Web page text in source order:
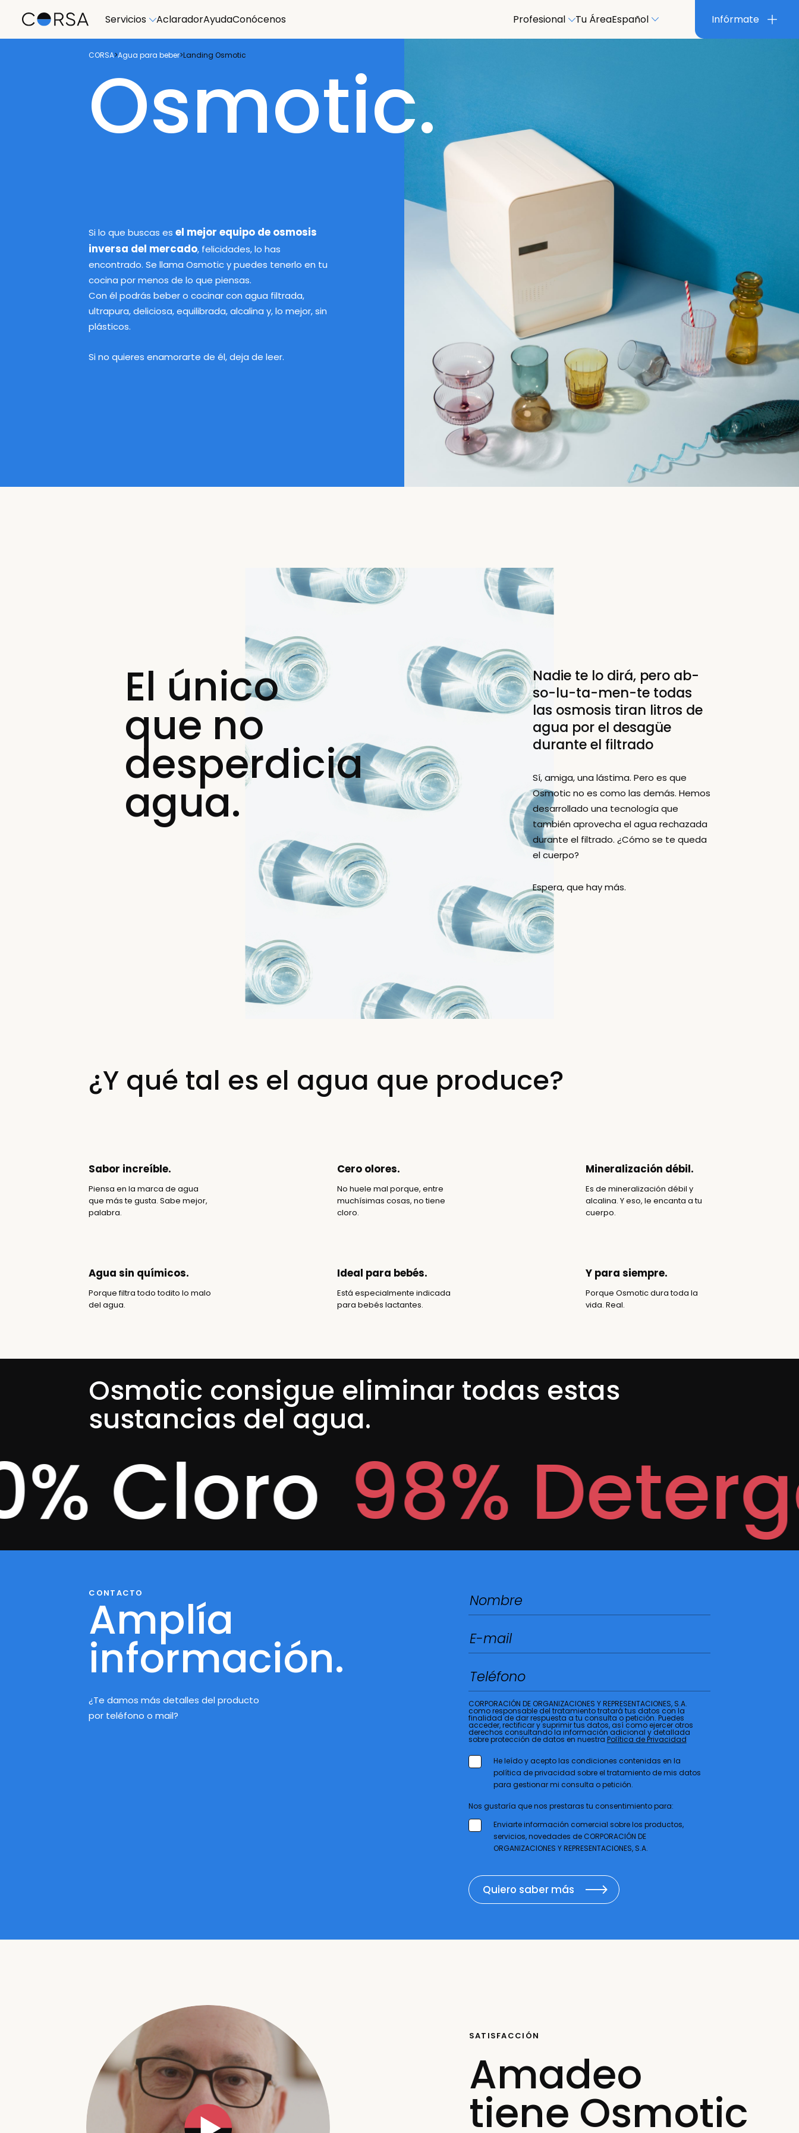
Servicios AclaradorAyudaConócenos Profesional Tu ÁreaEspañol Infórmate
CORSA>Agua para beber>Landing Osmotic
Osmotic.
Si lo que buscas esel mejor equipo de osmosis
inversa del mercado, felicidades, lo has
encontrado. Se llama Osmotic y puedes tenerlo en tu
cocina por menos de lo que piensas.
Con él podrás beber o cocinar con agua filtrada,
ultrapura, deliciosa, equilibrada, alcalina y, lo mejor, sin
plásticos.
Si no quieres enamorarte de él, deja de leer.
El único
que no
desperdicia
agua.
Nadie te lo dirá, pero ab-
so-lu-ta-men-te todas
las osmosis tiran litros de
agua por el desagüe
durante el filtrado
Sí, amiga, una lástima. Pero es que
Osmotic no es como las demás. Hemos
desarrollado una tecnología que
también aprovecha el agua rechazada
durante el filtrado. ¿Cómo se te queda
el cuerpo?
Espera, que hay más.
¿Y qué tal es el agua que produce?
Sabor increíble.
Piensa en la marca de agua
que más te gusta. Sabe mejor,
palabra.
Cero olores.
No huele mal porque, entre
muchísimas cosas, no tiene
cloro.
Mineralización débil.
Es de mineralización débil y
alcalina. Y eso, le encanta a tu
cuerpo.
Agua sin químicos.
Porque filtra todo todito lo malo
del agua.
Ideal para bebés.
Está especialmente indicada
para bebés lactantes.
Y para siempre.
Porque Osmotic dura toda la
vida. Real.
Osmotic consigue eliminar todas estas
sustancias del agua.
98%
CONTACTO
Amplía
información.
¿Te damos más detalles del producto
por teléfono o mail?
CORPORACIÓN DE ORGANIZACIONES Y REPRESENTACIONES, S.A.
como responsable del tratamiento tratará tus datos con la
finalidad de dar respuesta a tu consulta o petición. Puedes
acceder, rectificar y suprimir tus datos, así como ejercer otros
derechos consultando la información adicional y detallada
sobre protección de datos en nuestra Política de Privacidad
He leído y acepto las condiciones contenidas en la
política de privacidad sobre el tratamiento de mis datos
para gestionar mi consulta o petición.
Nos gustaría que nos prestaras tu consentimiento para:
Enviarte información comercial sobre los productos,
servicios, novedades de CORPORACIÓN DE
ORGANIZACIONES Y REPRESENTACIONES, S.A.
Quiero saber más
SATISFACCIÓN
Amadeo
tiene Osmotic